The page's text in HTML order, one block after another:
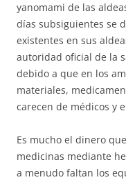
yanomami de las
días subsiguientes se
existentes en sus
autoridad oficial de la
debido a que en los
materiales,
carecen de médicos y
Es mucho el dinero
medicinas mediante
a menudo faltan los